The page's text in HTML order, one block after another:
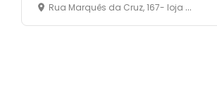
Rua Marquês da Cruz, 167- loja B - Centro- São Pedro da Aldeia